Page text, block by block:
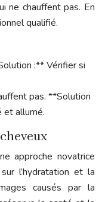
ne chauffent pas. En
qualifié.
:** Vérifier si
pas. **Solution
et allumé.
approche novatrice
l’hydratation et la
causés par la